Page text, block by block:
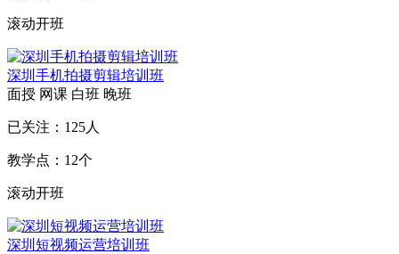
滚动开班
深圳手机拍摄剪辑培训班
面授 网课 白班 晚班
已关注： 125人
教学点： 12个
滚动开班
深圳短视频运营培训班